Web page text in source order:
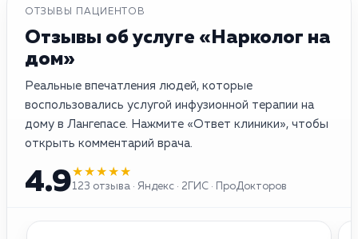
ОТЗЫВЫ ПАЦИЕНТОВ
Отзывы об услуге «Нарколог на
дом»
Реальные впечатления людей, которые
воспользовались услугой инфузионной терапии на
дому в Лангепасе. Нажмите «Ответ клиники», чтобы
открыть комментарий врача.
4.9★★★★★
123 отзыва · Яндекс · 2ГИС · ПроДокторов